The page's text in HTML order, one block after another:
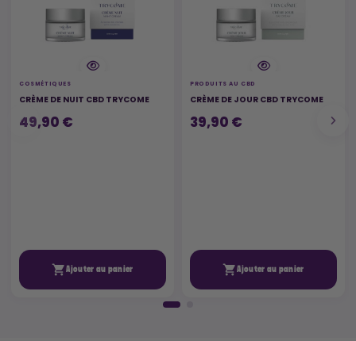
COSMÉTIQUES
CRÈME DE NUIT CBD TRYCOME
49,90 €
Ajouter au panier
PRODUITS AU CBD
CRÈME DE JOUR CBD TRYCOME
39,90 €
Ajouter au panier